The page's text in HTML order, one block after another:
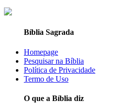
Bíblia Sagrada
Homepage
Pesquisar na Bíblia
Política de Privacidade
Termo de Uso
O que a Bíblia diz